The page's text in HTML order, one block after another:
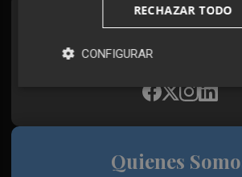
Síguenos en
Plaza Podcast, desde
Quienes
RECHAZAR TODO
CONFIGURAR